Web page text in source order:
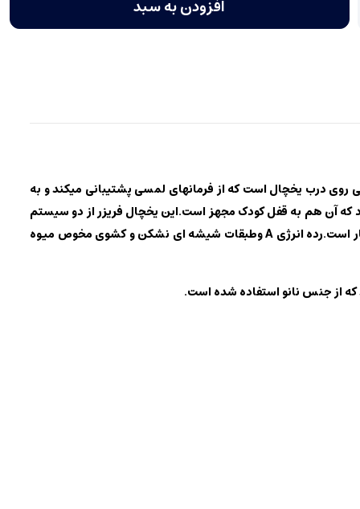
افزودن به سبد
دارای 4 کشو فریزر میباشد و دارای نمایشگر دیجیتالی روی درب یخچال است که از فرمانهای لمسی پشتیبانی میکند و به
که آن هم به قفل کودک مجهز است.این یخچال فریزر از دو سیستم
خنک کننده بدون برفک و انجماد سریع بهره میبرد.برفک زدایی آین محصول بطور کاملا اتوماتیک انجام میگیرد. و دارای سیستم عیب یاب خودکار است.رده انرژی A وطبقات شیشه ای نشکن و کشوی مخوص میوه